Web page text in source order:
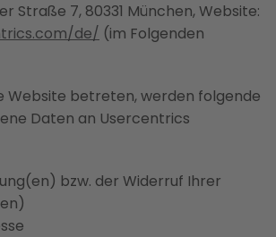
Straße 7, 80331 München, Website:
de/ (im Folgenden
Website betreten, werden folgende
Daten an Usercentrics
bzw. der Widerruf Ihrer